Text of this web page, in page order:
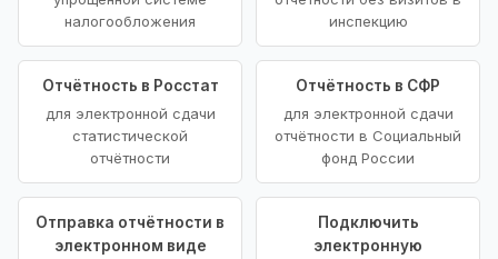
налогообложения
инспекцию
Отчётность в Росстат
для электронной сдачи
статистической
отчётности
Отчётность в СФР
для электронной сдачи
отчётности в Социальный
фонд России
Отправка отчётности в
электронном виде
Подключить
электронную